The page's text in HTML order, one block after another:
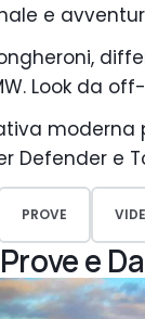
e
Look da
moderna
Defender e
PROVE
e